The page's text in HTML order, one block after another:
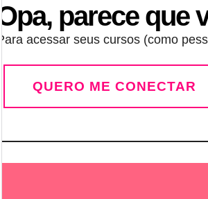
Opa, parece que
Para acessar seus cursos (como
QUERO ME CONECTAR